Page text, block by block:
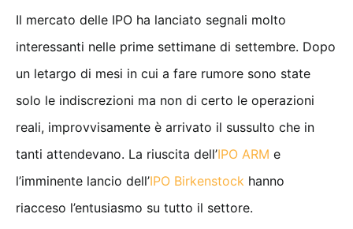
Il mercato delle IPO ha lanciato segnali molto
interessanti nelle prime settimane di settembre. Dopo
un letargo di mesi in cui a fare rumore sono state
solo le indiscrezioni ma non di certo le operazioni
reali, improvvisamente è arrivato il sussulto che in
tanti attendevano. La riuscita dell’IPO ARM e
l’imminente lancio dell’IPO Birkenstock hanno
riacceso l’entusiasmo su tutto il settore.